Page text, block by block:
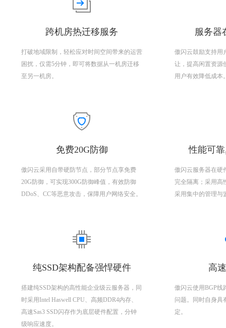
跨机房热迁移服务
打破地域限制，轻松应对时间空间带来的运营
困扰，仅需5分钟，即可将数据从一机房迁移
至另一机房。
服务器
傲闪云鼓励支持用
让，提高闲置资源
用户有效降低成本
免费20G防御
傲闪云采用自带硬防节点，部分节点享免费
20G防御，可实现300G防御峰值，有效防御
DDoS、CC等恶意攻击，保障用户网络安全。
性能可
傲闪云服务器在硬
完全隔离；采用高
采用集中的管理与
纯SSD架构配备强悍硬件
搭建纯SSD架构的高性能企业级云服务器，同
时采用Intel Haswell CPU、高频DDR4内存、
高速Sas3 SSD闪存作为底层硬件配置，分钟
级响应速度。
高
傲闪云使用BGP线
问题。同时自身具
定。